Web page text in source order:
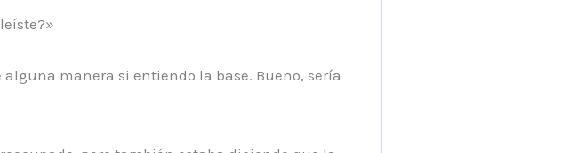
manera si entiendo la base. Bueno, sería